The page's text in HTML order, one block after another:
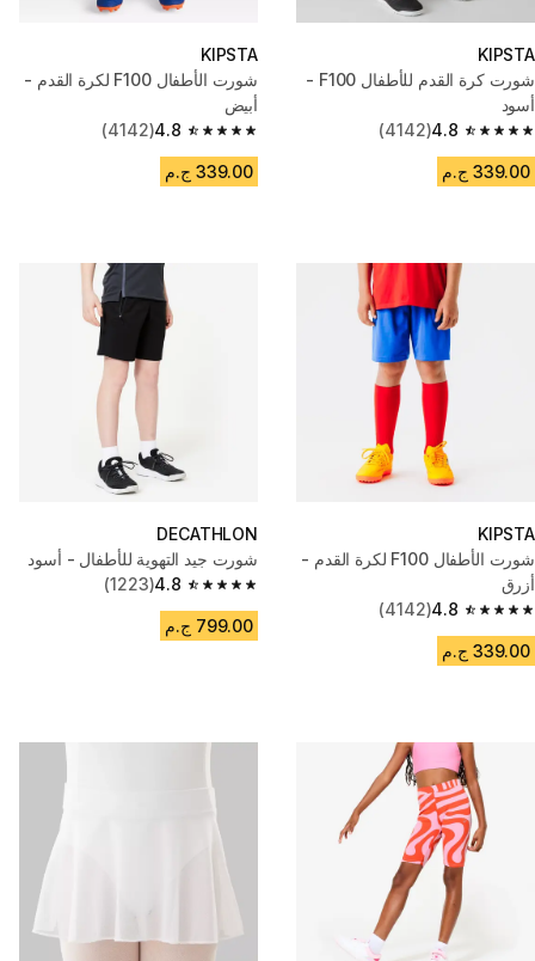
KIPSTA
شورت كرة القدم للأطفال F100 -
أسود
4.8
4.8 out of 5 stars from 4142 reviews
(4142)
339.00 ج.م
KIPSTA
شورت الأطفال F100 لكرة القدم -
أبيض
4.8
4.8 out of 5 stars from 4142 reviews
(4142)
339.00 ج.م
KIPSTA
شورت الأطفال F100 لكرة القدم -
أزرق
4.8
4.8 out of 5 stars from 4142 reviews
(4142)
339.00 ج.م
DECATHLON
شورت جيد التهوية للأطفال - أسود
4.8
4.8 out of 5 stars from 1223 reviews
(1223)
799.00 ج.م